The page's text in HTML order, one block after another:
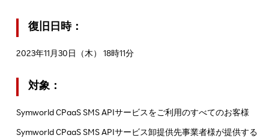
復旧日時：
2023年11月30日（木） 18時11分
対象：
Symworld CPaaS SMS APIサービスをご利用のすべてのお客様
Symworld CPaaS SMS APIサービス卸提供先事業者様が提供する